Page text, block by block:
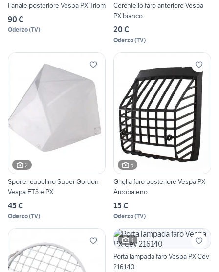
Fanale posteriore Vespa PX Triom
90 €
Oderzo(TV)
Cerchiello faro anteriore Vespa
PX bianco
20 €
Oderzo(TV)
2
Spoiler cupolino Super Gordon
Vespa ET3 e PX
45 €
Oderzo(TV)
5
Griglia faro posteriore Vespa PX
Arcobaleno
15 €
Oderzo(TV)
3
Porta lampada faro Vespa PX Cev
216140